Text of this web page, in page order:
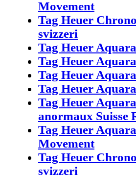
Movement
Tag Heuer
svizzeri
Tag Heuer
Tag Heuer
Tag Heuer
Tag Heuer
Tag Heuer
anormaux Suisse
Tag Heuer
Movement
Tag Heuer
svizzeri